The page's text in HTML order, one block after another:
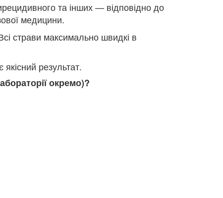
та інших — відповідно до
медицини.
страви максимально швидкі в
результат.
окремо)?